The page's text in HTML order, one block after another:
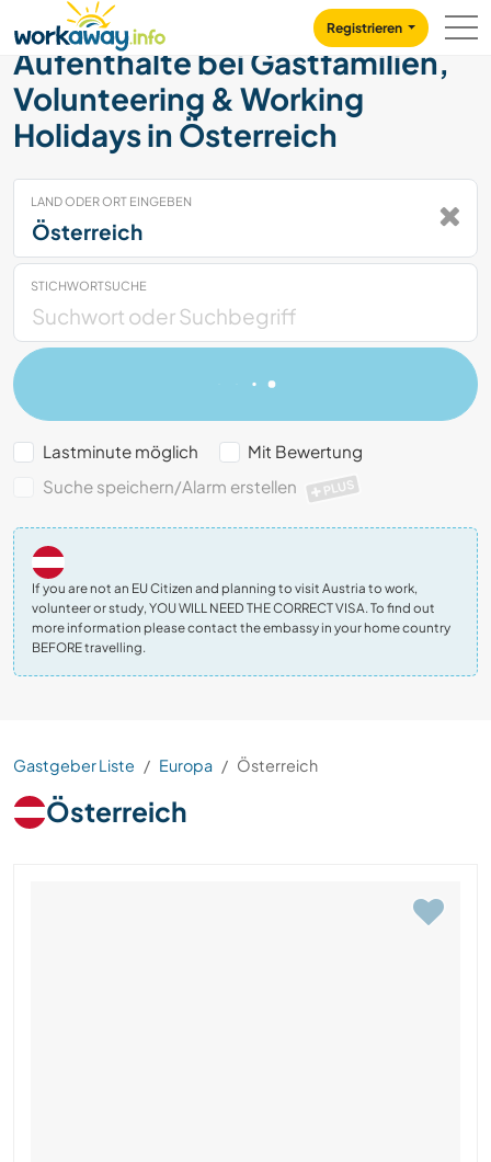
CONTENT
MAIN NAVIGATION
Registrieren
Aufenthalte bei Gastfamilien,
Volunteering & Working
Holidays in Österreich
LAND ODER ORT EINGEBEN
STICHWORTSUCHE
Lastminute möglich
Mit Bewertung
Suche speichern/Alarm erstellen
PLUS
If you are not an EU Citizen and planning to visit Austria to work,
volunteer or study, YOU WILL NEED THE CORRECT VISA. To find out
more information please contact the embassy in your home country
BEFORE travelling.
Gastgeber Liste Europa Österreich
Österreich